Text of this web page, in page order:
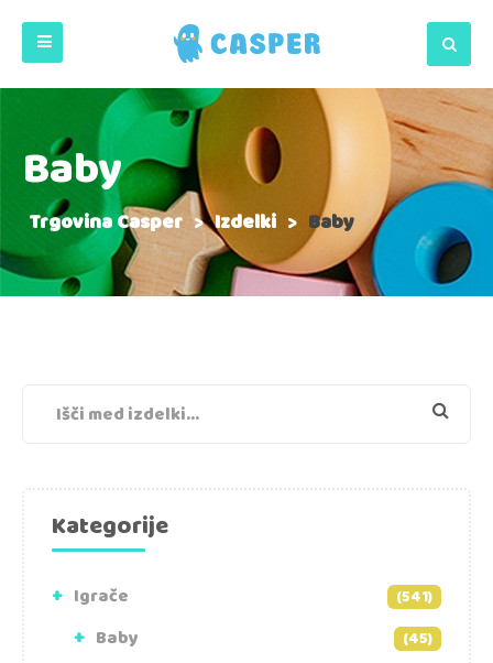
Baby
Trgovina Casper >Izdelki > Baby
Kategorije
Igrače (541)
Baby (45)